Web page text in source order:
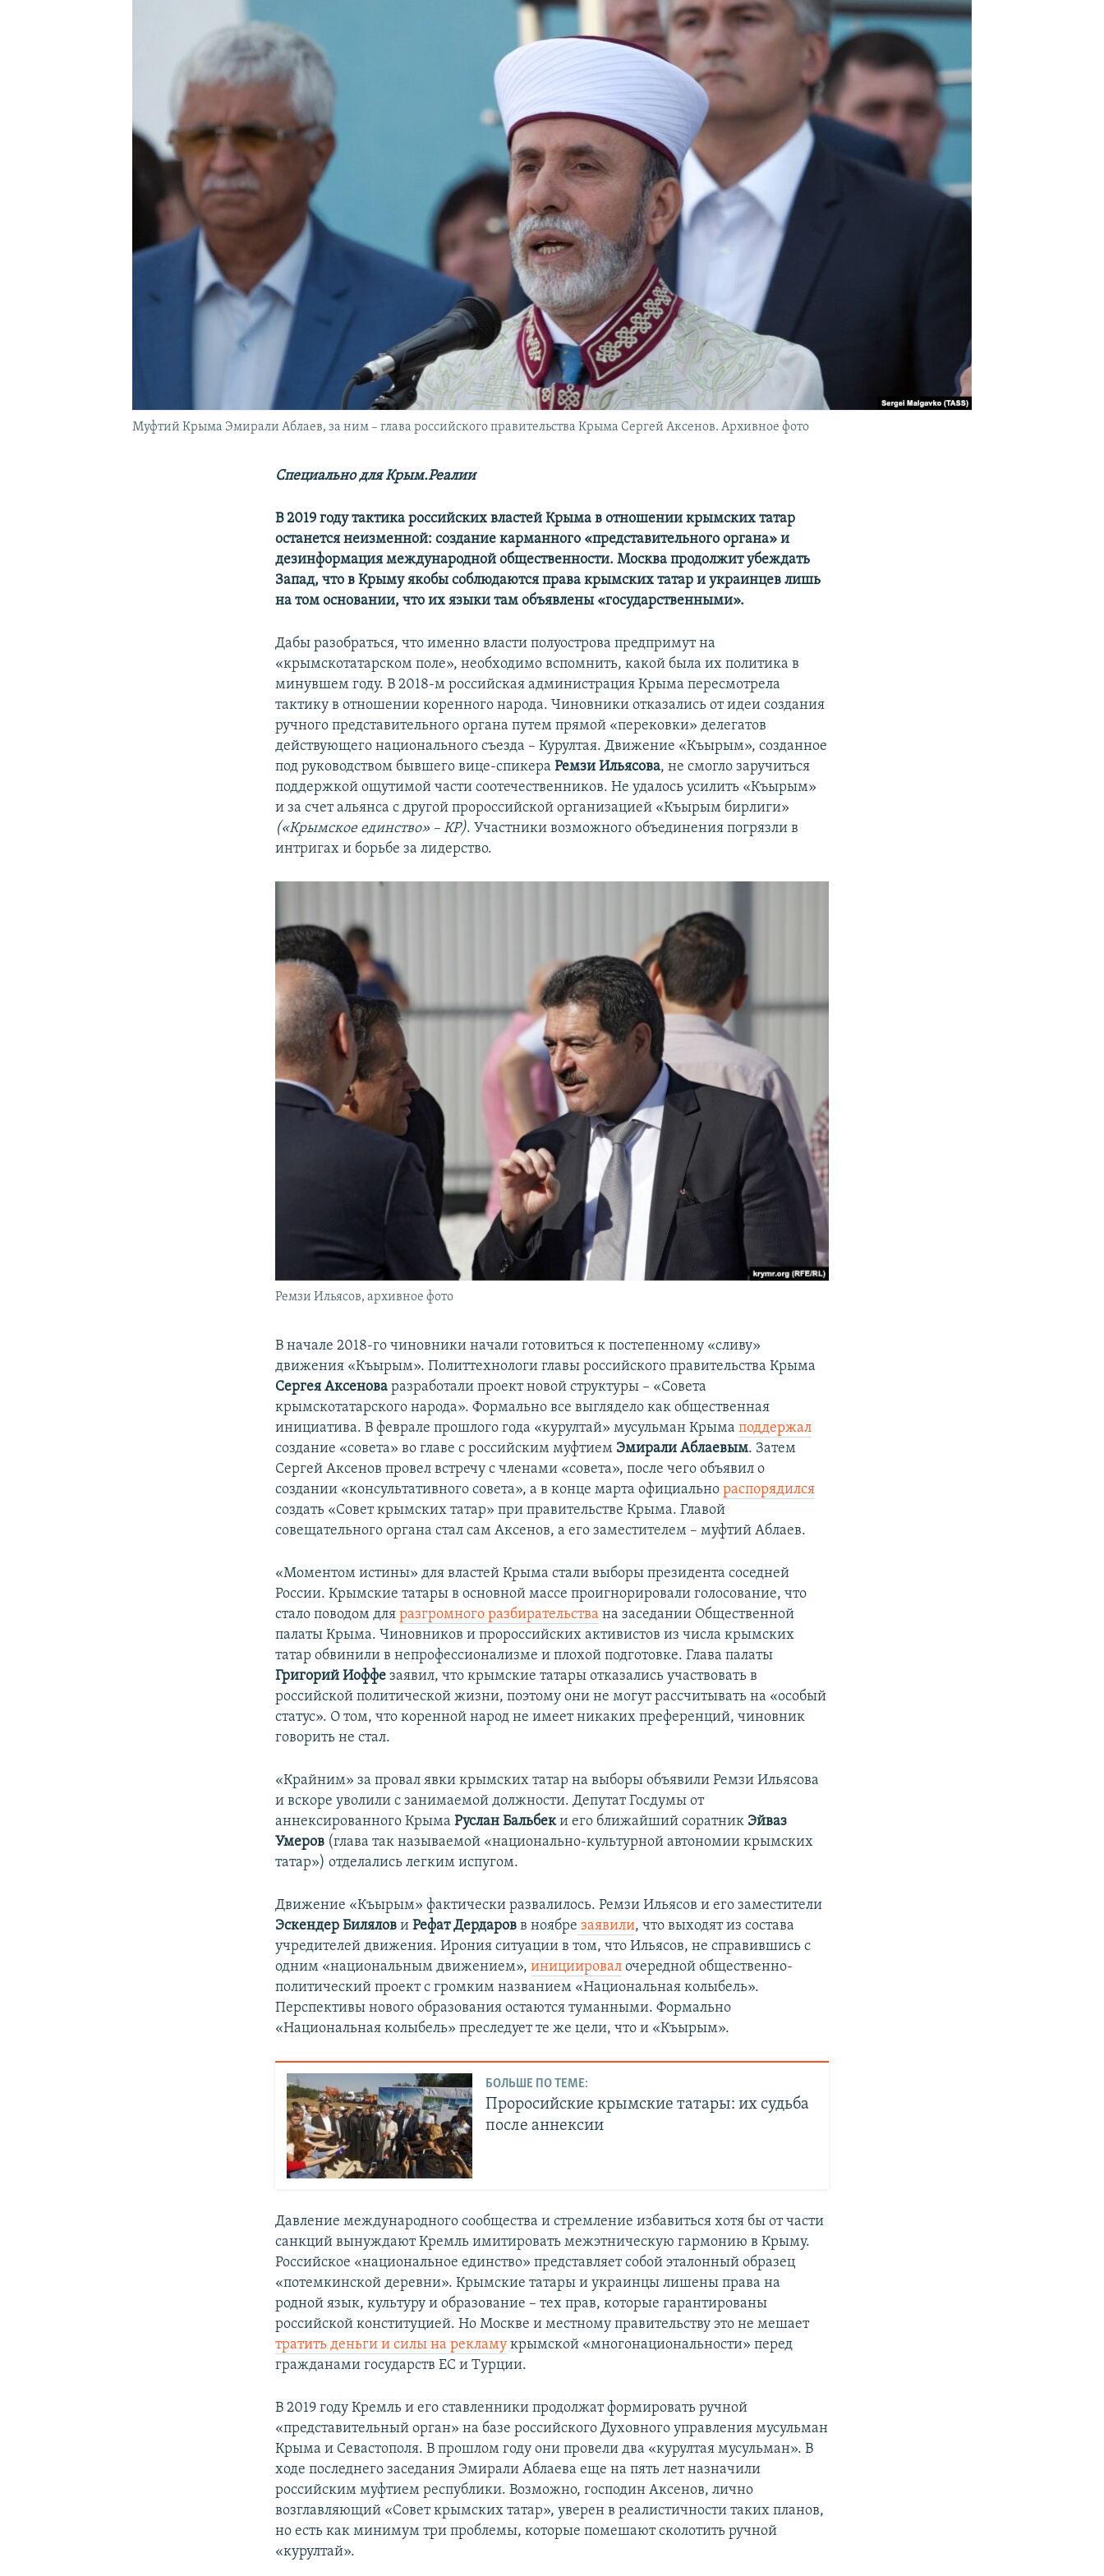
Муфтий Крыма Эмирали Аблаев, за ним – глава российского правительства Крыма Сергей Аксенов. Архивное фото
Специально для Крым.Реалии
В 2019 году тактика российских властей Крыма в отношении крымских татар
останется неизменной: создание карманного «представительного органа» и
дезинформация международной общественности. Москва продолжит убеждать
Запад, что в Крыму якобы соблюдаются права крымских татар и украинцев лишь
на том основании, что их языки там объявлены «государственными».
Дабы разобраться, что именно власти полуострова предпримут на
«крымскотатарском поле», необходимо вспомнить, какой была их политика в
минувшем году. В 2018-м российская администрация Крыма пересмотрела
тактику в отношении коренного народа. Чиновники отказались от идеи создания
ручного представительного органа путем прямой «перековки» делегатов
действующего национального съезда – Курултая. Движение «Къырым», созданное
под руководством бывшего вице-спикераРемзи Ильясова, не смогло заручиться
поддержкой ощутимой части соотечественников. Не удалось усилить «Къырым»
и за счет альянса с другой пророссийской организацией «Къырым бирлиги»
(«Крымское единство» – КР). Участники возможного объединения погрязли в
интригах и борьбе за лидерство.
Ремзи Ильясов, архивное фото
В начале 2018-го чиновники начали готовиться к постепенному «сливу»
движения «Къырым». Политтехнологи главы российского правительства Крыма
Сергея Аксенова разработали проект новой структуры – «Совета
крымскотатарского народа». Формально все выглядело как общественная
инициатива. В феврале прошлого года «курултай» мусульман Крымаподдержал
создание «совета» во главе с российским муфтием Эмирали Аблаевым. Затем
Сергей Аксенов провел встречу с членами «совета», после чего объявил о
создании «консультативного совета», а в конце марта официальнораспорядился
создать «Совет крымских татар» при правительстве Крыма. Главой
совещательного органа стал сам Аксенов, а его заместителем – муфтий Аблаев.
«Моментом истины» для властей Крыма стали выборы президента соседней
России. Крымские татары в основной массе проигнорировали голосование, что
стало поводом дляразгромного разбирательства на заседании Общественной
палаты Крыма. Чиновников и пророссийских активистов из числа крымских
татар обвинили в непрофессионализме и плохой подготовке. Глава палаты
Григорий Иоффе заявил, что крымские татары отказались участвовать в
российской политической жизни, поэтому они не могут рассчитывать на «особый
статус». О том, что коренной народ не имеет никаких преференций, чиновник
говорить не стал.
«Крайним» за провал явки крымских татар на выборы объявили Ремзи Ильясова
и вскоре уволили с занимаемой должности. Депутат Госдумы от
аннексированного КрымаРуслан Бальбеки его ближайший соратник Эйваз
Умеров (глава так называемой «национально-культурной автономии крымских
татар») отделались легким испугом.
Движение «Къырым» фактически развалилось. Ремзи Ильясов и его заместители
Эскендер Билялов иРефат Дердаров в ноябре заявили, что выходят из состава
учредителей движения. Ирония ситуации в том, что Ильясов, не справившись с
одним «национальным движением»,инициировал очередной общественно-
политический проект с громким названием «Национальная колыбель».
Перспективы нового образования остаются туманными. Формально
«Национальная колыбель» преследует те же цели, что и «Къырым».
БОЛЬШЕ ПО ТЕМЕ:
Проросийские крымские татары: их судьба
после аннексии
Давление международного сообщества и стремление избавиться хотя бы от части
санкций вынуждают Кремль имитировать межэтническую гармонию в Крыму.
Российское «национальное единство» представляет собой эталонный образец
«потемкинской деревни». Крымские татары и украинцы лишены права на
родной язык, культуру и образование – тех прав, которые гарантированы
российской конституцией. Но Москве и местному правительству это не мешает
тратить деньги и силы на рекламу крымской «многонациональности» перед
гражданами государств ЕС и Турции.
В 2019 году Кремль и его ставленники продолжат формировать ручной
«представительный орган» на базе российского Духовного управления мусульман
Крыма и Севастополя. В прошлом году они провели два «курултая мусульман». В
ходе последнего заседания Эмирали Аблаева еще на пять лет назначили
российским муфтием республики. Возможно, господин Аксенов, лично
возглавляющий «Совет крымских татар», уверен в реалистичности таких планов,
но есть как минимум три проблемы, которые помешают сколотить ручной
«курултай».